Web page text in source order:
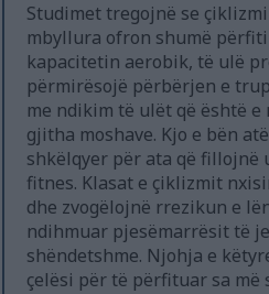
Studimet tregojnë se
mbyllura ofron shumë
kapacitetin aerobik, të ulë
përmirësojë përbërjen e
me ndikim të ulët që është
gjitha moshave. Kjo e bën
shkëlqyer për ata që fillojnë
fitnes. Klasat e çiklizmit
dhe zvogëlojnë rrezikun e
ndihmuar pjesëmarrësit të
shëndetshme. Njohja e
çelësi për të përfituar sa më